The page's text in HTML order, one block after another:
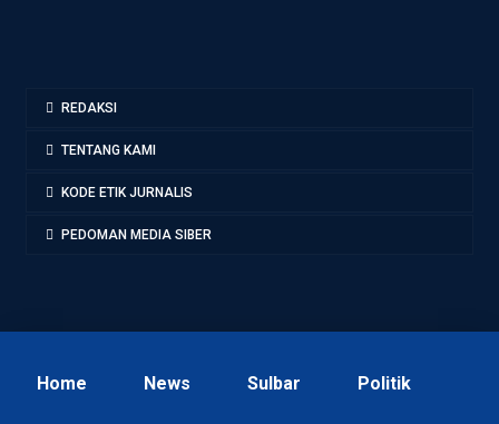
REDAKSI
TENTANG KAMI
KODE ETIK JURNALIS
PEDOMAN MEDIA SIBER
Home News Sulbar Politik